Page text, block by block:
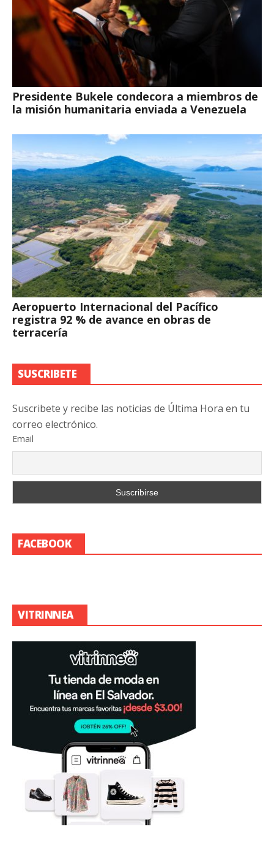
Presidente Bukele condecora a miembros de
la misión humanitaria enviada a Venezuela
Aeropuerto Internacional del Pacífico
registra 92 % de avance en obras de
terracería
SUSCRIBETE
Suscribete y recibe las noticias de Última Hora en tu
correo electrónico.
Email
FACEBOOK
VITRINNEA